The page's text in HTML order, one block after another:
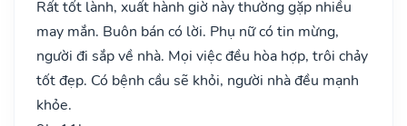
Rất tốt lành, xuất hành giờ này thường gặp nhiều
may mắn. Buôn bán có lời. Phụ nữ có tin mừng,
người đi sắp về nhà. Mọi việc đều hòa hợp, trôi chảy
tốt đẹp. Có bệnh cầu sẽ khỏi, người nhà đều mạnh
khỏe.